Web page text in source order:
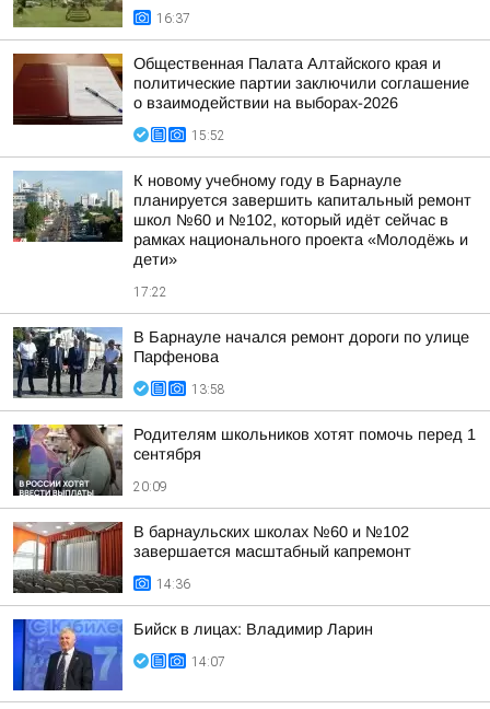
16:37
Общественная Палата Алтайского края и
политические партии заключили соглашение
о взаимодействии на выборах-2026
15:52
К новому учебному году в Барнауле
планируется завершить капитальный ремонт
школ №60 и №102, который идёт сейчас в
рамках национального проекта «Молодёжь и
дети»
17:22
В Барнауле начался ремонт дороги по улице
Парфенова
13:58
Родителям школьников хотят помочь перед 1
сентября
20:09
В барнаульских школах №60 и №102
завершается масштабный капремонт
14:36
Бийск в лицах: Владимир Ларин
14:07